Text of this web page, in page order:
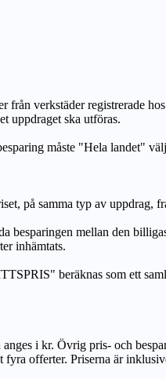
från verkstäder registrerade
uppdraget ska utföras.
måste "Hela landet"
på samma typ av uppdrag,
besparingen mellan den
inhämtats.
beräknas som ett
i kr. Övrig pris- och
fyra offerter. Priserna är